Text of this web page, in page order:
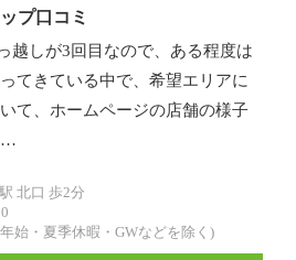
プ口コミ
越しが3回目なので、ある程度は
てきている中で、希望エリアに
て、ホームページの店舗の様子
…
北口 歩2分
始・夏季休暇・GWなどを除く)